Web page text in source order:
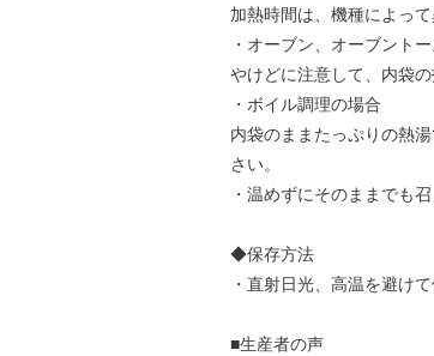
加熱時間は、機種によって
・オーブン、オーブント
やけどに注意して、内袋
・ボイル調理の場合
内袋のままたっぷりの熱
さい。
・温めずにそのままでも召
◆保存方法
・直射日光、高温を避け
■生産者の声